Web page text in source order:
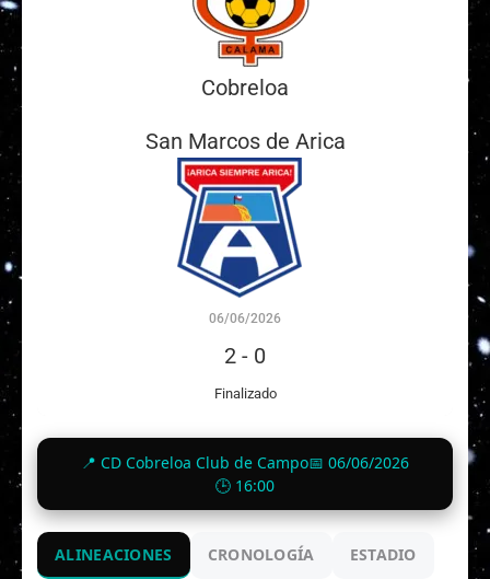
Cobreloa
San Marcos de Arica
06/06/2026
2 - 0
Finalizado
📍 CD Cobreloa Club de Campo📅 06/06/2026
🕒 16:00
ALINEACIONES CRONOLOGÍA ESTADIO